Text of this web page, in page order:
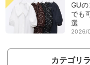
GU
でも
選
2026/
カテゴリ